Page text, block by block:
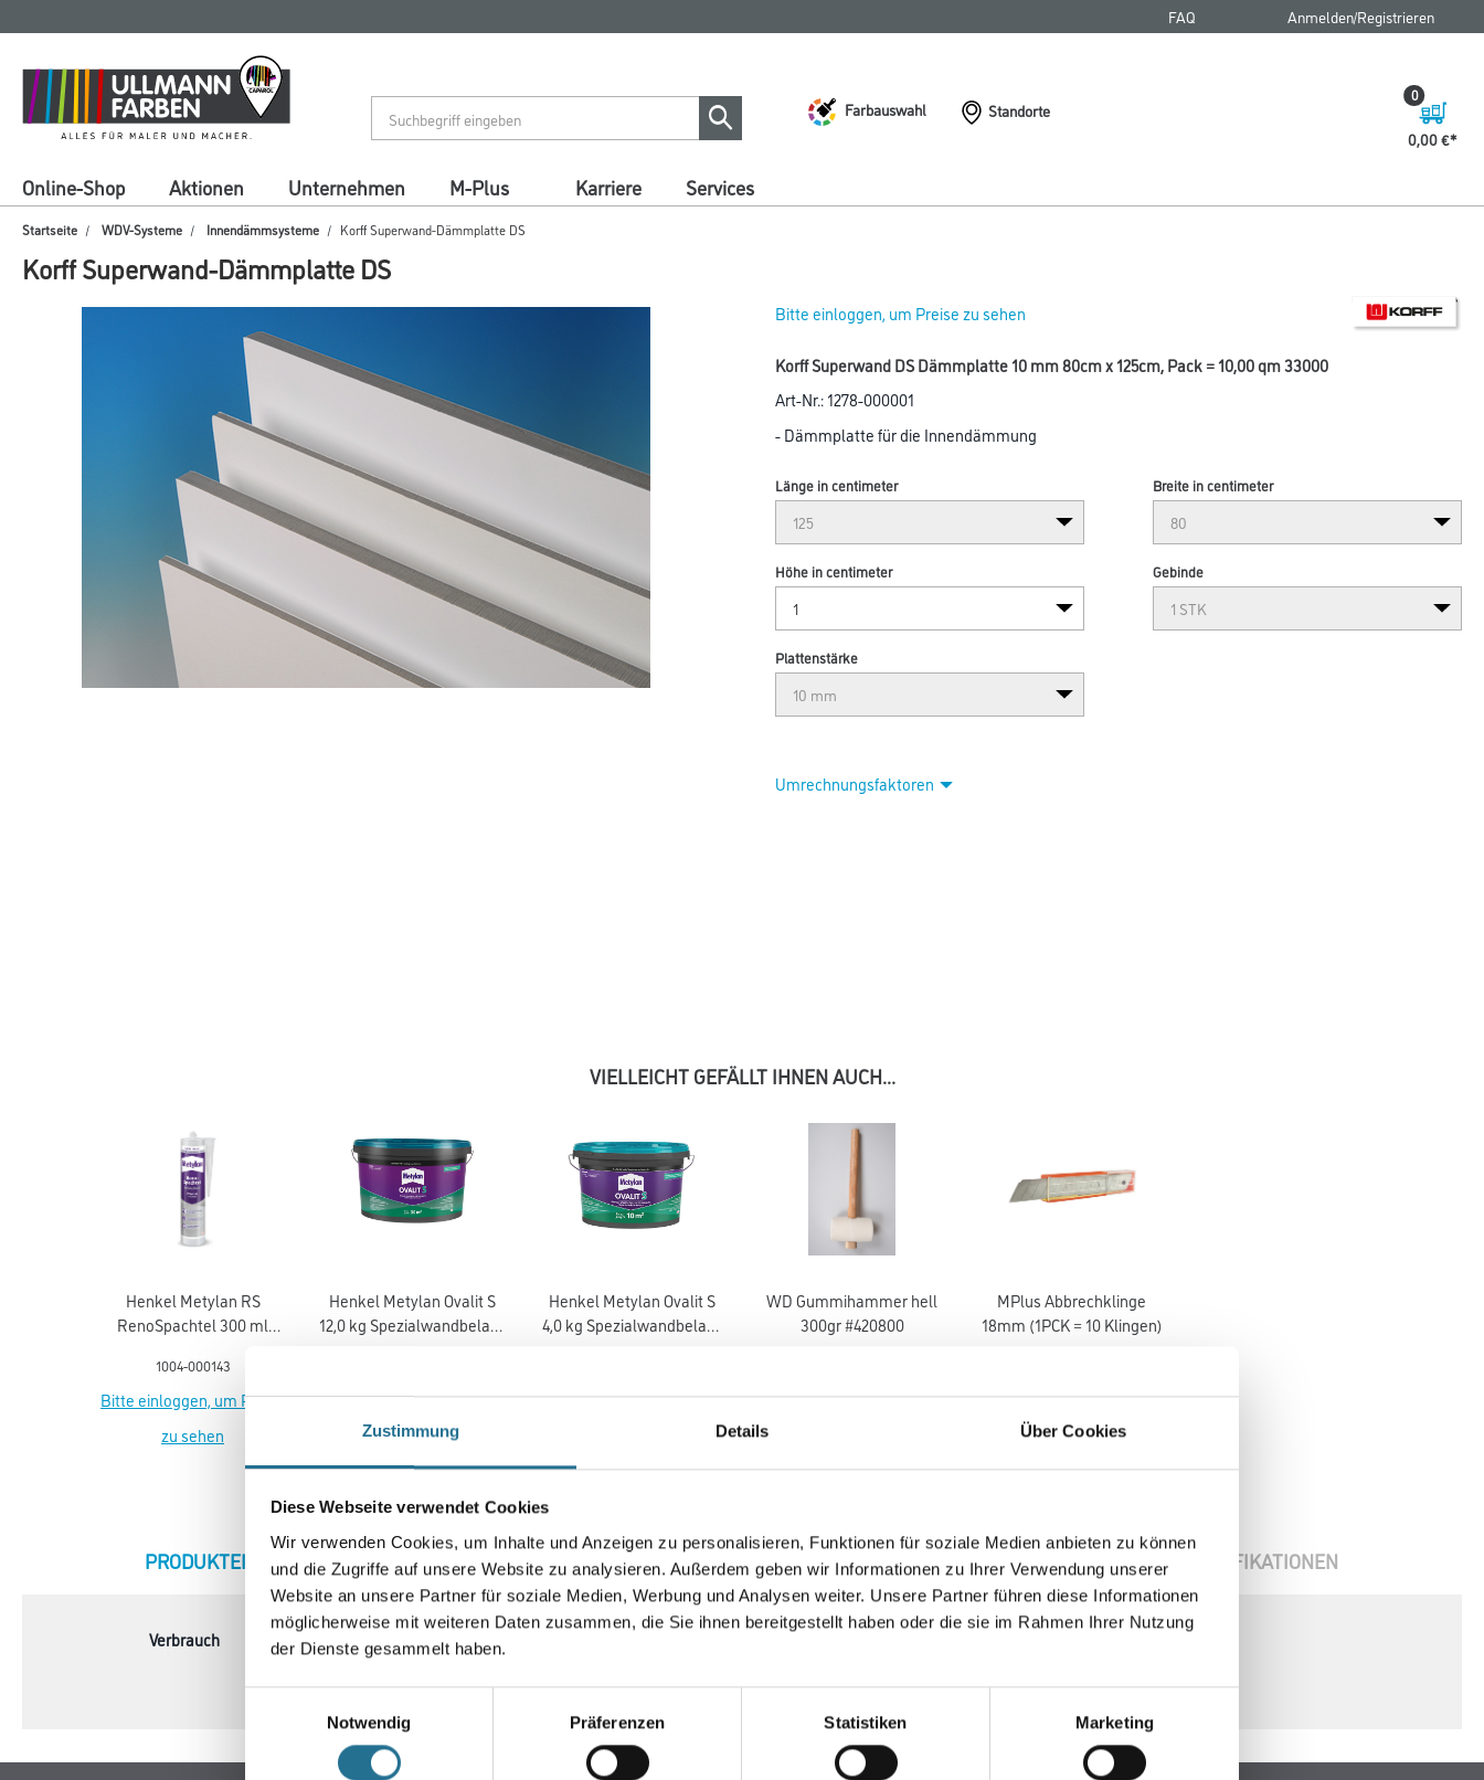
Zustimmung Details Über Cookies
Diese Webseite verwendet Cookies
Wir verwenden Cookies, um Inhalte und Anzeigen zu personalisieren, Funktionen für soziale Medien anbieten zu können
und die Zugriffe auf unsere Website zu analysieren. Außerdem geben wir Informationen zu Ihrer Verwendung unserer
Website an unsere Partner für soziale Medien, Werbung und Analysen weiter. Unsere Partner führen diese Informationen
möglicherweise mit weiteren Daten zusammen, die Sie ihnen bereitgestellt haben oder die sie im Rahmen Ihrer Nutzung
der Dienste gesammelt haben.
Notwendig
Präferenzen Statistiken Marketing
springen
springen
FAQ Anmelden/Registrieren
Farbauswahl
Standorte
0,00 €
0
Online-Shop Aktionen Unternehmen M-Plus Karriere Services
Startseite WDV-Systeme Innendämmsysteme Korff Superwand-Dämmplatte DS
Korff Superwand-Dämmplatte DS
Bitte einloggen, um Preise zu sehen
Korff Superwand DS Dämmplatte 10 mm 80cm x 125cm, Pack = 10,00 qm 33000
Art-Nr.:1278-000001
- Dämmplatte für die Innendämmung
Länge in centimeter Breite in centimeter
Höhe in centimeter Gebinde
Plattenstärke
Umrechnungsfaktoren
VIELLEICHT GEFÄLLT IHNEN AUCH...
Henkel Metylan RS
RenoSpachtel 300 ml
1004-000143
Bitte einloggen, um Preise
zu sehen
Henkel Metylan Ovalit S
12,0 kg Spezialwandbelags
Bitte einloggen, um Preise
zu sehen
Henkel Metylan Ovalit S
4,0 kg Spezialwandbelags
Bitte einloggen, um Preise
WD Gummihammer hell
300gr #420800
Bitte einloggen, um Preise
MPlus Abbrechklinge
18mm (1PCK = 10 Klingen)
Bitte einloggen, um Preise
zu sehen
CURRENT
PRODUKTEIGENSCHAFTEN ZUSATZINFOS GEFAHRENHINWEISE DATENBLÄTTER SPEZIFIKATIONEN
Verbrauch 1 Platte